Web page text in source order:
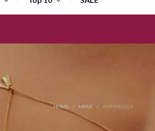
HOME MERK WOMANIZER